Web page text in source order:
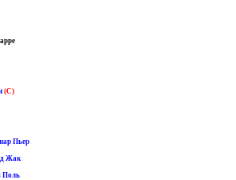
(С)
Пьер
Жак
Поль